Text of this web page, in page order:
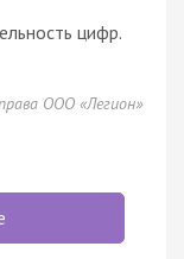
цифр.
ООО «Легион»